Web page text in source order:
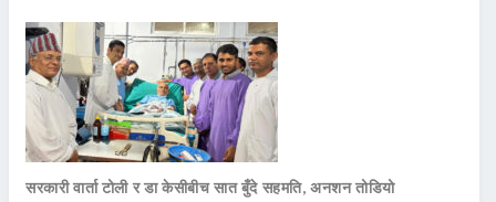
सरकारी वार्ता टोली र डा केसीबीच सात बुँदे सहमति, अनशन तोडियो